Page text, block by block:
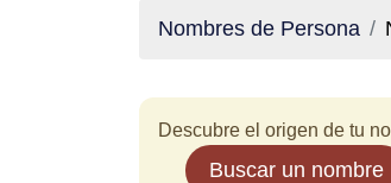
Nombres de Persona
Descubre el origen de tu
Buscar un nombre